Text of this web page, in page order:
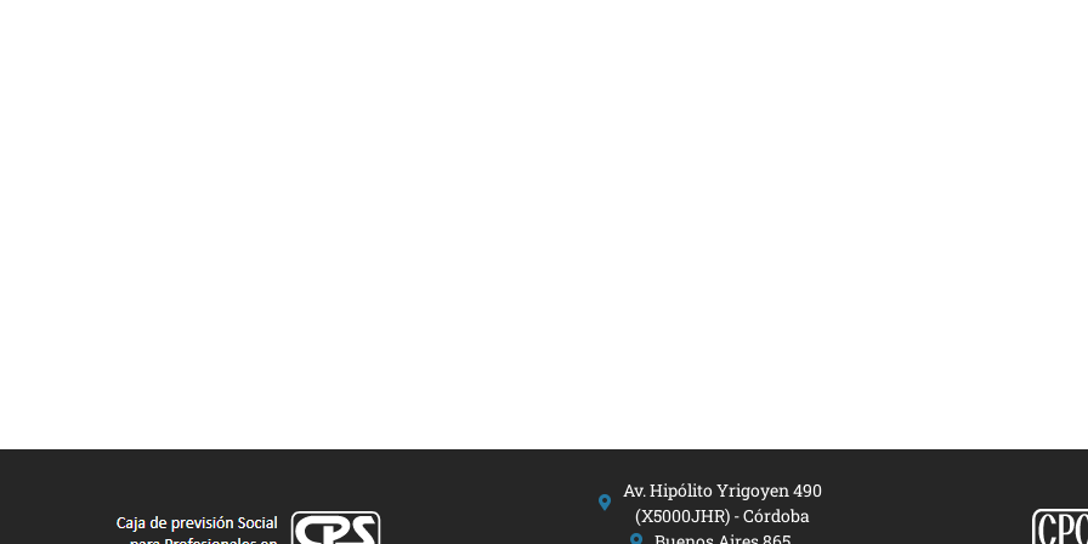
Av. Hipólito Yrigoyen 490
(X5000JHR) - Córdoba